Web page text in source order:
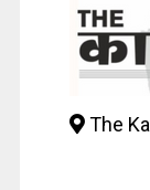
The